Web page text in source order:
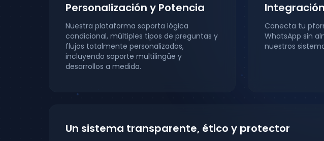
Personalización y Potencia
Nuestra plataforma soporta lógica
condicional, múltiples tipos de preguntas y
flujos totalmente personalizados,
incluyendo soporte multilingüe y
desarrollos a medida.
Conecta tu
WhatsApp sin
nuestros
Un sistema transparente, ético y protector